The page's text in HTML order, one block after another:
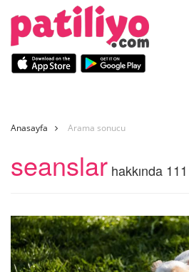
Anasayfa Arama sonucu
seanslar hakkında